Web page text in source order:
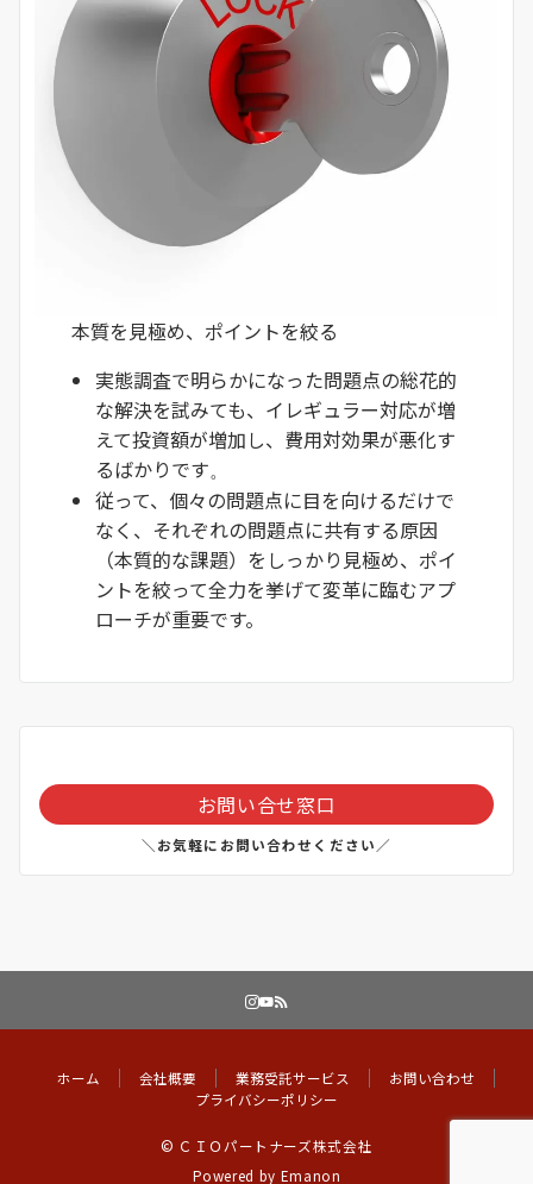
本質を見極め、ポイントを絞る
実態調査で明らかになった問題点の総花的
な解決を試みても、イレギュラー対応が増
えて投資額が増加し、費用対効果が悪化す
るばかりです。
従って、個々の問題点に目を向けるだけで
なく、それぞれの問題点に共有する原因
（本質的な課題）をしっかり見極め、ポイ
ントを絞って全力を挙げて変革に臨むアプ
ローチが重要です。
お問い合せ窓口
＼お気軽にお問い合わせください／
ホーム 会社概要 業務受託サービス
お問い合わせ
プライバシーポリシー
© ＣＩＯパートナーズ株式会社
Powered by Emanon